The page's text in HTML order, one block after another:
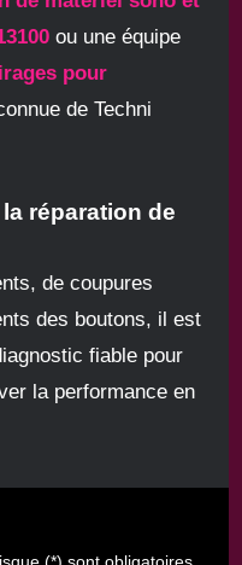
ou une équipe
pour
de Techni
réparation de
de coupures
des boutons, il est
fiable pour
la performance en